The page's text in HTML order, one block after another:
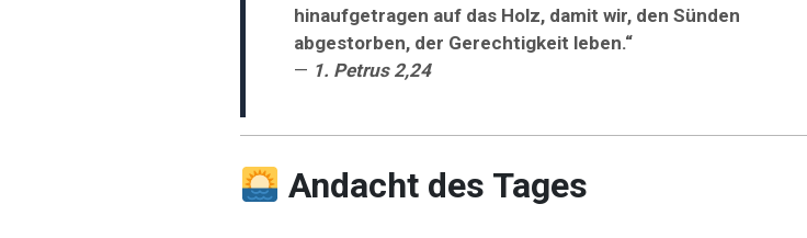
hinaufgetragen auf das Holz, damit wir, den Sünden
abgestorben, der Gerechtigkeit leben.“
— 1. Petrus 2,24
Andacht des Tages